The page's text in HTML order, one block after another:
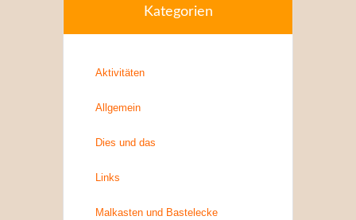
Kategorien
Aktivitäten
Allgemein
Dies und das
Links
Malkasten und Bastelecke